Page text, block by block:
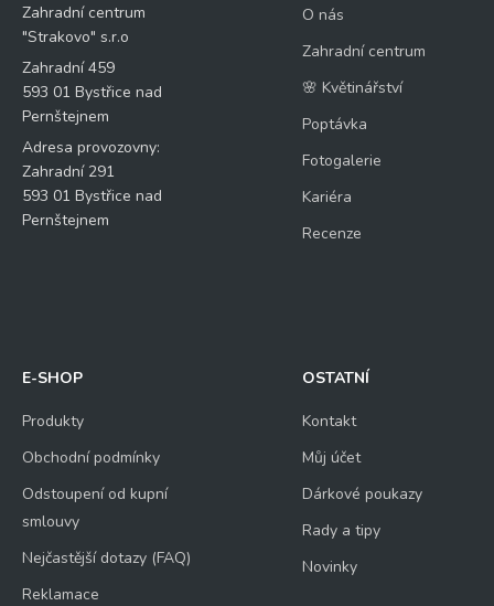
Zahradní centrum
"Strakovo" s.r.o
Zahradní 459
593 01 Bystřice nad
Pernštejnem
Adresa provozovny:
Zahradní 291
593 01 Bystřice nad
Pernštejnem
O nás
Zahradní centrum
🌸 Květinářství
Poptávka
Fotogalerie
Kariéra
Recenze
E-SHOP
Produkty
Obchodní podmínky
Odstoupení od kupní
smlouvy
Nejčastější dotazy (FAQ)
Reklamace
OSTATNÍ
Kontakt
Můj účet
Dárkové poukazy
Rady a tipy
Novinky